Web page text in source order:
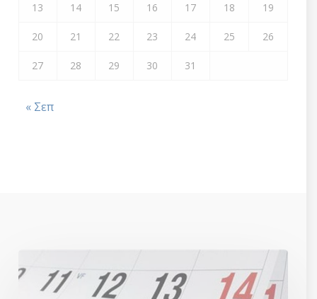
13 14 15 16 17 18 19
20 21 22 23 24 25 26
27 28 29 30 31
« Σεπ
ημερομηνίας
υποβολής